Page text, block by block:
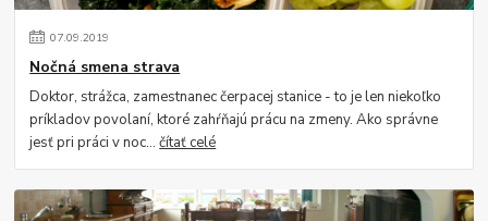
07.09.2019
Nočná smena strava
Doktor, strážca, zamestnanec čerpacej stanice - to je len niekoľko
príkladov povolaní, ktoré zahŕňajú prácu na zmeny. Ako správne
jesť pri práci v noc...čítať celé